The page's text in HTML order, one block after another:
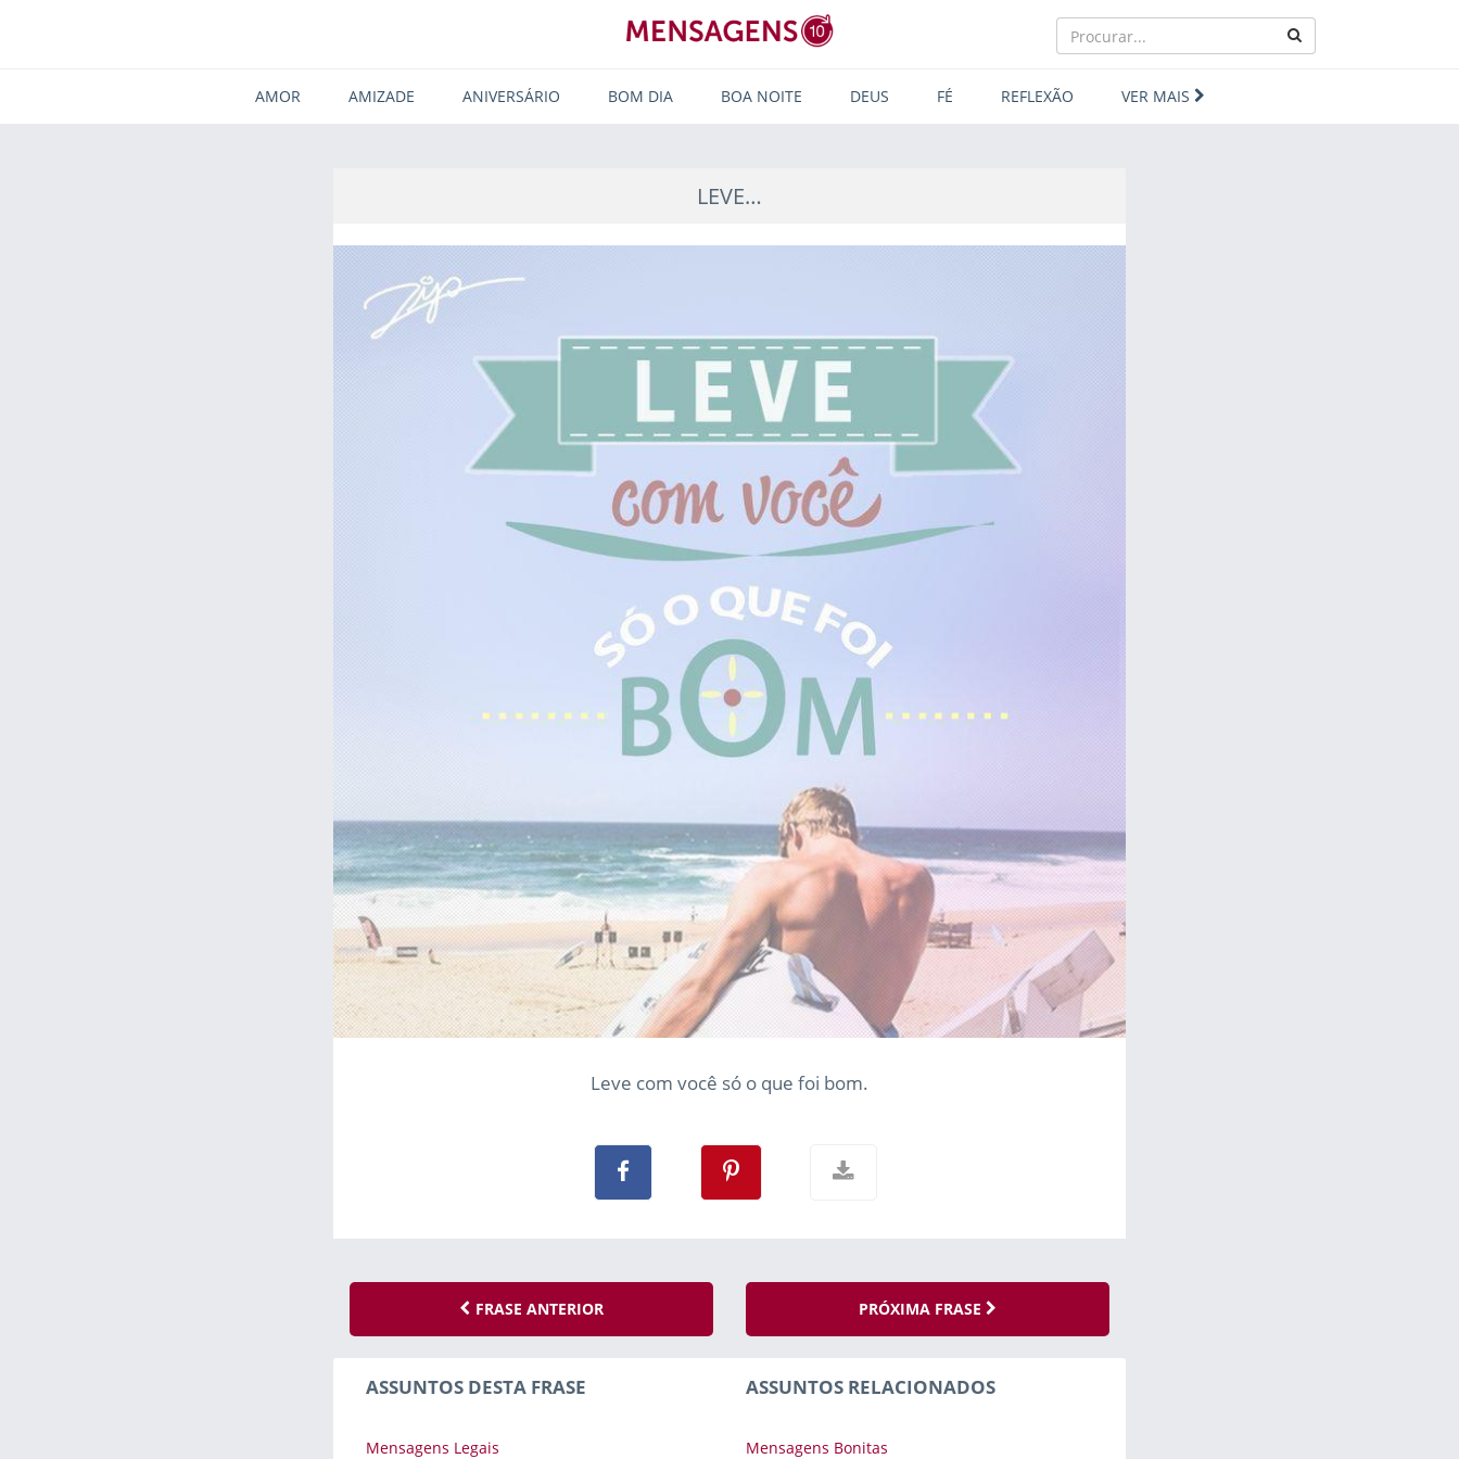
AMOR AMIZADE ANIVERSÁRIO BOM DIA BOA NOITE DEUS FÉ REFLEXÃO VER MAIS
LEVE…
Leve com você só o que foi bom.
FRASE ANTERIOR PRÓXIMA FRASE
ASSUNTOS DESTA FRASE
Mensagens Legais
ASSUNTOS RELACIONADOS
Mensagens Bonitas